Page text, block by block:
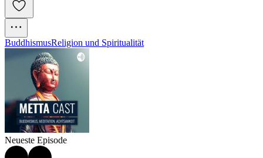
BuddhismusReligion und Spiritualität
Neueste Episode